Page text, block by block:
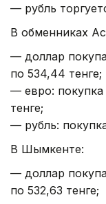
— рубль
В обменниках
— доллар
по 534,44 тенге;
— евро: покупка
тенге;
— рубль:
В Шымкенте:
— доллар
по 532,63 тенге;